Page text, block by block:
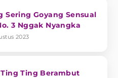
Sering Goyang Sensual
3 Nggak Nyangka
2023
Ting Berambut